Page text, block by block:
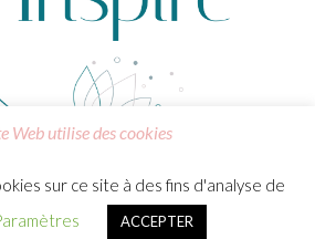
Morgane Trividic - 2023
Me contacter
Web utilise des cookies
sur ce site à des fins d'analyse de
ACCEPTER